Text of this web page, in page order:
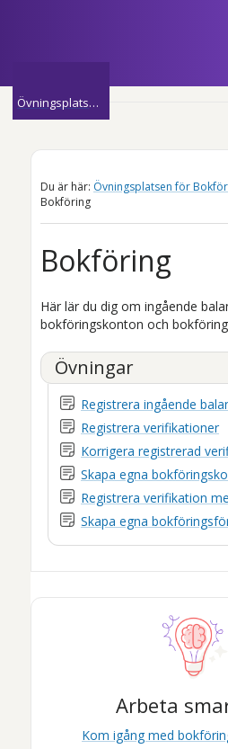
Övningsplatsen för Bokföring & Fakturering
Du är här: Övningsplatsen för
Bokföring
Bokföring
Här lär du dig om ingående
bokföringskonton och
Övningar
Registrera ingående
Registrera verifikationer
Korrigera registrerad
Skapa egna
Registrera verifikation
Skapa egna
Arbeta
Kom igång med